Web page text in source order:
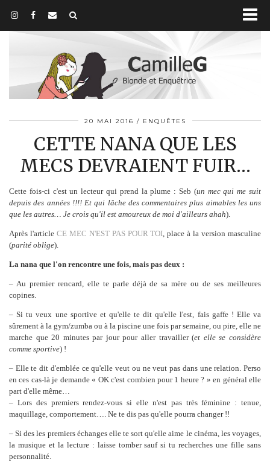
20 MAI 2016 ENQUÊTES
CETTE NANA QUE LES
MECS DEVRAIENT FUIR…
Cette fois-ci c'est un lecteur qui prend la plume : Seb (un mec qui me suit
depuis des années !!!! Et qui lâche des commentaires plus aimables les uns
que les autres… Je crois qu'il est amoureux de moi d'ailleurs ahah).
Après l'article CE MEC N'EST PAS POUR TOI, place à la version masculine
(parité oblige).
La nana que l'on rencontre une fois, mais pas deux :
– Au premier rencard, elle te parle déjà de sa mère ou de ses meilleures
copines.
– Si tu veux une sportive et qu'elle te dit qu'elle l'est, fais gaffe ! Elle va
sûrement à la gym/zumba ou à la piscine une fois par semaine, ou pire, elle ne
marche que 20 minutes par jour pour aller travailler (et elle se considère
comme sportive) !
– Elle te dit d'emblée ce qu'elle veut ou ne veut pas dans une relation. Perso
en ces cas-là je demande « OK c'est combien pour 1 heure ? » en général elle
part d'elle même…
– Lors des premiers rendez-vous si elle n'est pas très féminine : tenue,
maquillage, comportement…. Ne te dis pas qu'elle pourra changer !!
– Si des les premiers échanges elle te sort qu'elle aime le cinéma, les voyages,
la musique et la lecture : laisse tomber sauf si tu recherches une fille sans
personnalité.